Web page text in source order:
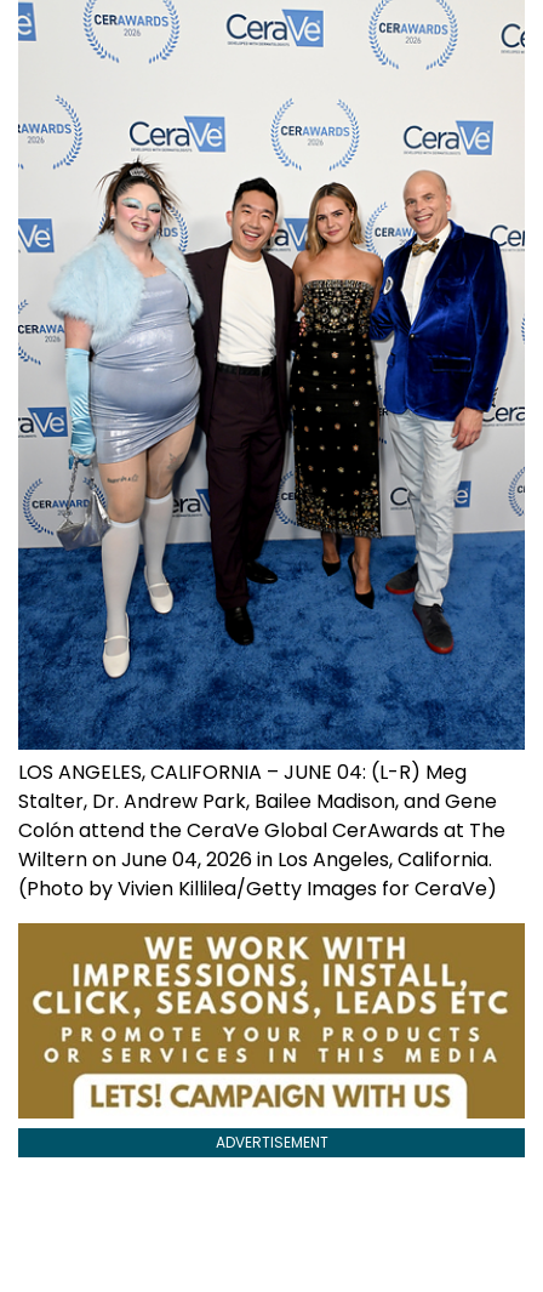
LOS ANGELES, CALIFORNIA – JUNE 04: (L-R) Meg
Stalter, Dr. Andrew Park, Bailee Madison, and Gene
Colón attend the CeraVe Global CerAwards at The
Wiltern on June 04, 2026 in Los Angeles, California.
(Photo by Vivien Killilea/Getty Images for CeraVe)
ADVERTISEMENT